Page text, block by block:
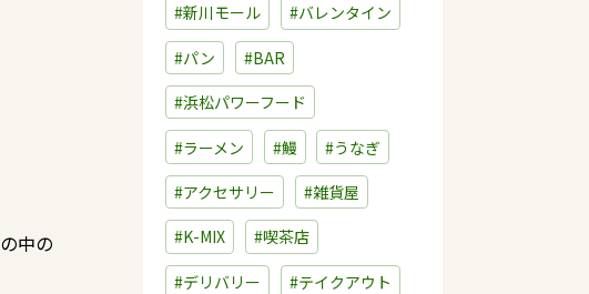
の中の
#新川モール #バレンタイン
#パン #BAR
#浜松パワーフード
#ラーメン #鰻 #うなぎ
#アクセサリー #雑貨屋
#K-MIX #喫茶店
#デリバリー #テイクアウト